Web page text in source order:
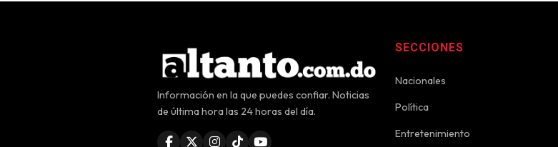
Información en la que puedes confiar. Noticias
de última hora las 24 horas del día.
SECCIONES
Nacionales
Política
Entretenimiento